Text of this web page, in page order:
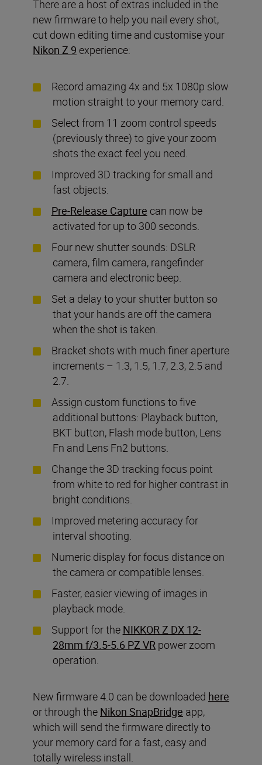
There are a host of extras included in the
new firmware to help you nail every shot,
cut down editing time and customise your
Nikon Z 9 experience:
Record amazing 4x and 5x 1080p slow
motion straight to your memory card.
Select from 11 zoom control speeds
(previously three) to give your zoom
shots the exact feel you need.
Improved 3D tracking for small and
fast objects.
Pre-Release Capture can now be
activated for up to 300 seconds.
Four new shutter sounds: DSLR
camera, film camera, rangefinder
camera and electronic beep.
Set a delay to your shutter button so
that your hands are off the camera
when the shot is taken.
Bracket shots with much finer aperture
increments – 1.3, 1.5, 1.7, 2.3, 2.5 and
2.7.
Assign custom functions to five
additional buttons: Playback button,
BKT button, Flash mode button, Lens
Fn and Lens Fn2 buttons.
Change the 3D tracking focus point
from white to red for higher contrast in
bright conditions.
Improved metering accuracy for
interval shooting.
Numeric display for focus distance on
the camera or compatible lenses.
Faster, easier viewing of images in
playback mode.
Support for the NIKKOR Z DX 12-
28mm f/3.5-5.6 PZ VR power zoom
operation.
New firmware 4.0 can be downloaded here
or through the Nikon SnapBridge app,
which will send the firmware directly to
your memory card for a fast, easy and
totally wireless install.